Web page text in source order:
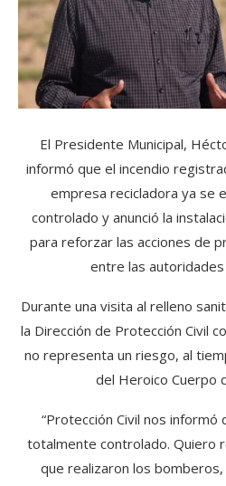
El Presidente Municipal,
informó que el incendio
empresa recicladora ya se
controlado y anunció la
para reforzar las acciones de
entre las
Durante una visita al relleno
la Dirección de Protección Civil
no representa un riesgo, al
del Heroico Cuerpo
“Protección Civil nos informó
totalmente controlado. Quiero
que realizaron los